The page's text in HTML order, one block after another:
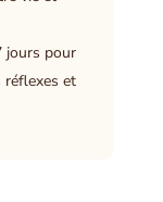
jours pour
réflexes et